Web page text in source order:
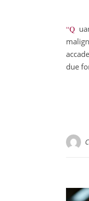
“Quando sarò innalzato da terra, attirerò tutti a me” [Gv 12,32]. “Tutto il mondo giace sotto il potere del
due